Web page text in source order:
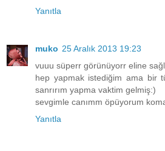
Yanıtla
muko 25 Aralık 2013 19:23
vuuu süperr görünüyorr eline
hep yapmak istediğim ama bir
sanrırım yapma vaktim gelmiş:)
sevgimle canımm öpüyorum
Yanıtla